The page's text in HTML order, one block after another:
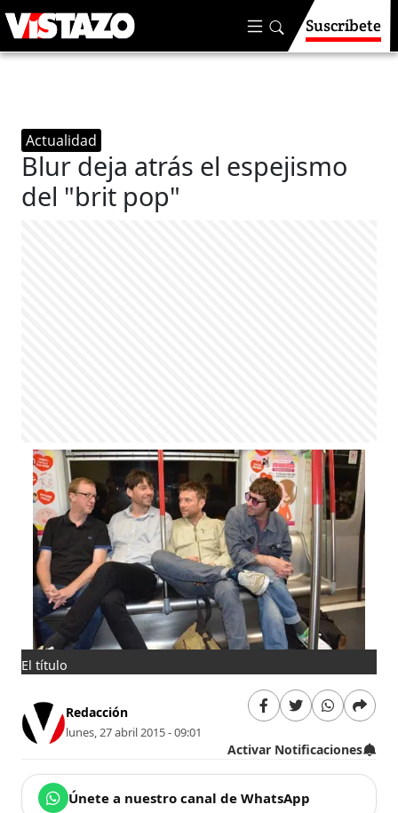
Suscríbete
Actualidad
Blur deja atrás el espejismo
del "brit pop"
El título
Redacción
lunes, 27 abril 2015 - 09:01
Activar Notificaciones
Únete a nuestro canal de WhatsApp